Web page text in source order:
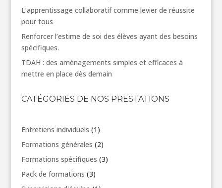
L’apprentissage collaboratif comme levier de réussite
pour tous
Renforcer l’estime de soi des élèves ayant des besoins
spécifiques.
TDAH : des aménagements simples et efficaces à
mettre en place dès demain
CATÉGORIES DE NOS PRESTATIONS
Entretiens individuels 1 1
produit
Formations générales 22
produits
Formations spécifiques 33
Pack de formations 33
produits